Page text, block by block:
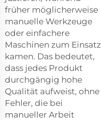
früher möglicherweise
manuelle Werkzeuge
oder einfachere
Maschinen zum Einsatz
kamen. Das bedeutet,
dass jedes Produkt
durchgängig hohe
Qualität aufweist, ohne
Fehler, die bei
manueller Arbeit